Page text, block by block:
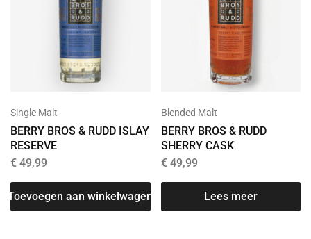
Single Malt
BERRY BROS & RUDD ISLAY
RESERVE
€ 49,99
Toevoegen aan winkelwagen
Blended Malt
BERRY BROS & RUDD
SHERRY CASK
€49,99
Lees meer